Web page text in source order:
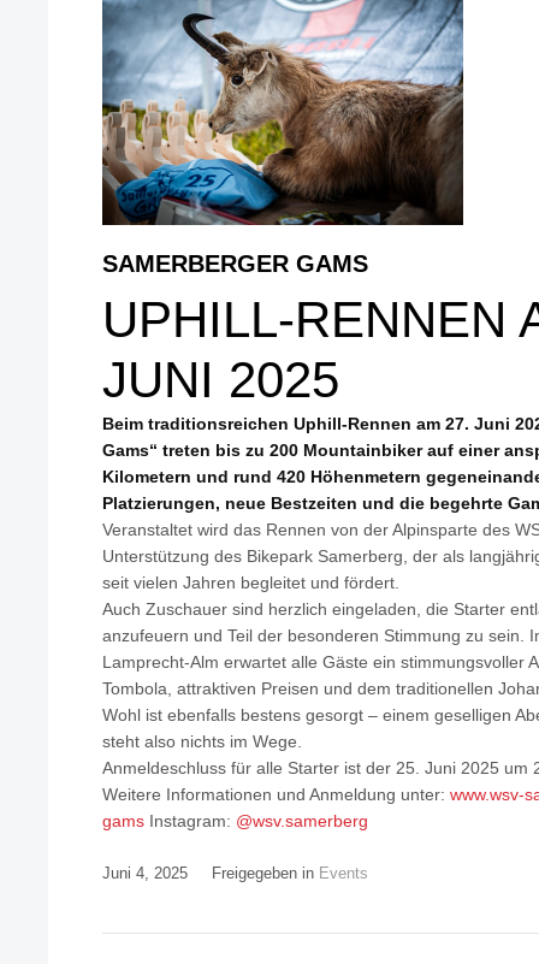
SAMERBERGER GAMS
UPHILL-RENNEN
JUNI 2025
Beim traditionsreichen Uphill-Rennen am 27. Juni
Gams“ treten bis zu 200 Mountainbiker auf einer
Kilometern und rund 420 Höhenmetern
Platzierungen, neue Bestzeiten und die begehrte
Veranstaltet wird das Rennen von der Alpinsparte des
Unterstützung des Bikepark Samerberg, der als
seit vielen Jahren begleitet und fördert.
Auch Zuschauer sind herzlich eingeladen, die Starter
anzufeuern und Teil der besonderen Stimmung zu sein.
Lamprecht-Alm erwartet alle Gäste ein stimmungsvoller
Tombola, attraktiven Preisen und dem traditionellen
Wohl ist ebenfalls bestens gesorgt – einem geselligen
steht also nichts im Wege.
Anmeldeschluss für alle Starter ist der 25. Juni 2025 um
Weitere Informationen und Anmeldung unter: www.wsv-
gams Instagram: @wsv.samerberg
Juni 4, 2025 Freigegeben in Events